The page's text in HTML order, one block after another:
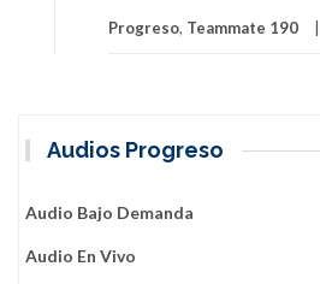
Progreso, Teammate 190
Audios Progreso
Audio Bajo Demanda
Audio En Vivo